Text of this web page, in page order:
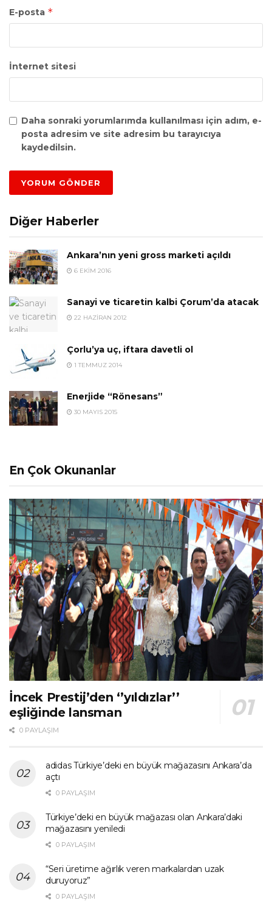
E-posta *
İnternet sitesi
Daha sonraki yorumlarımda kullanılması için adım, e-
posta adresim ve site adresim bu tarayıcıya
kaydedilsin.
Diğer Haberler
Ankara’nın yeni gross marketi açıldı
6 EKIM 2016
Sanayi ve ticaretin kalbi Çorum’da atacak
22 HAZIRAN 2012
Çorlu’ya uç, iftara davetli ol
1 TEMMUZ 2014
Enerjide “Rönesans”
30 MAYIS 2015
En Çok Okunanlar
İncek Prestij’den ‘’yıldızlar’’
eşliğinde lansman
0 PAYLAŞIM
adidas Türkiye’deki en büyük mağazasını Ankara’da
açtı
0 PAYLAŞIM
Türkiye’deki en büyük mağazası olan Ankara’daki
mağazasını yeniledi
0 PAYLAŞIM
“Seri üretime ağırlık veren markalardan uzak
duruyoruz”
0 PAYLAŞIM